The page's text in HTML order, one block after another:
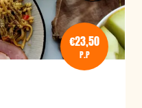
€23,50
P.P